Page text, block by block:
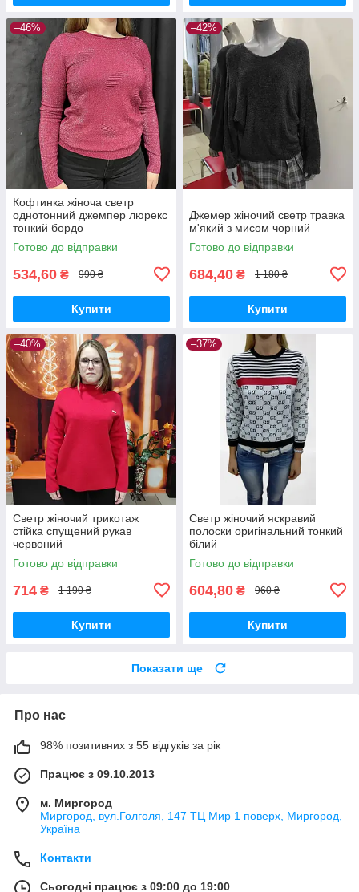
–46%
Кофтинка жіноча светр
однотонний джемпер люрекс
тонкий бордо
Готово до відправки
534,60 ₴ 990 ₴
Купити
–42%
Джемер жіночий светр травка
м'який з мисом чорний
Готово до відправки
684,40 ₴ 1 180 ₴
Купити
–40%
Светр жіночий трикотаж
стійка спущений рукав
червоний
Готово до відправки
714 ₴ 1 190 ₴
Купити
–37%
Светр жіночий яскравий
полоски оригінальний тонкий
білий
Готово до відправки
604,80 ₴ 960 ₴
Купити
Показати ще
Про нас
98% позитивних з 55 відгуків за рік
Працює з 09.10.2013
м. Миргород
Миргород, вул.Голголя, 147 ТЦ Мир 1 поверх, Миргород,
Україна
Контакти
Сьогодні працює з 09:00 до 19:00